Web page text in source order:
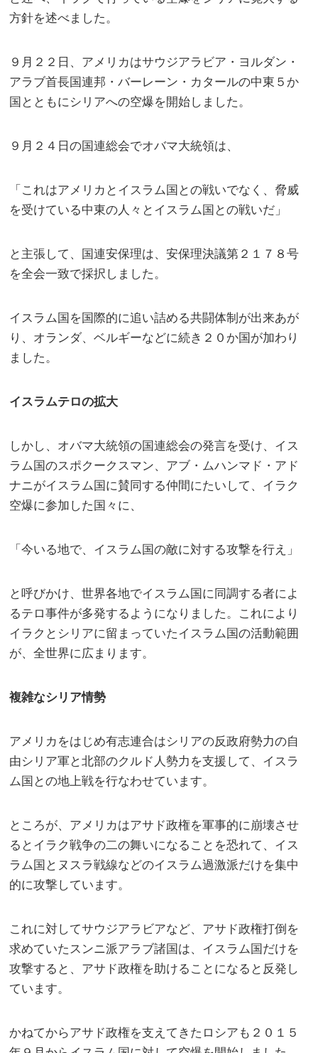
方針を述べました。
９月２２日、アメリカはサウジアラビア・ヨルダン・
アラブ首長国連邦・バーレーン・カタールの中東５か
国とともにシリアへの空爆を開始しました。
９月２４日の国連総会でオバマ大統領は、
「これはアメリカとイスラム国との戦いでなく、脅威
を受けている中東の人々とイスラム国との戦いだ」
と主張して、国連安保理は、安保理決議第２１７８号
を全会一致で採択しました。
イスラム国を国際的に追い詰める共闘体制が出来あが
り、オランダ、ベルギーなどに続き２０か国が加わり
ました。
イスラムテロの拡大
しかし、オバマ大統領の国連総会の発言を受け、イス
ラム国のスポクークスマン、アブ・ムハンマド・アド
ナニがイスラム国に賛同する仲間にたいして、イラク
空爆に参加した国々に、
「今いる地で、イスラム国の敵に対する攻撃を行え」
と呼びかけ、世界各地でイスラム国に同調する者によ
るテロ事件が多発するようになりました。これにより
イラクとシリアに留まっていたイスラム国の活動範囲
が、全世界に広まります。
複雑なシリア情勢
アメリカをはじめ有志連合はシリアの反政府勢力の自
由シリア軍と北部のクルド人勢力を支援して、イスラ
ム国との地上戦を行なわせています。
ところが、アメリカはアサド政権を軍事的に崩壊させ
るとイラク戦争の二の舞いになることを恐れて、イス
ラム国とヌスラ戦線などのイスラム過激派だけを集中
的に攻撃しています。
これに対してサウジアラビアなど、アサド政権打倒を
求めていたスンニ派アラブ諸国は、イスラム国だけを
攻撃すると、アサド政権を助けることになると反発し
ています。
かねてからアサド政権を支えてきたロシアも２０１５